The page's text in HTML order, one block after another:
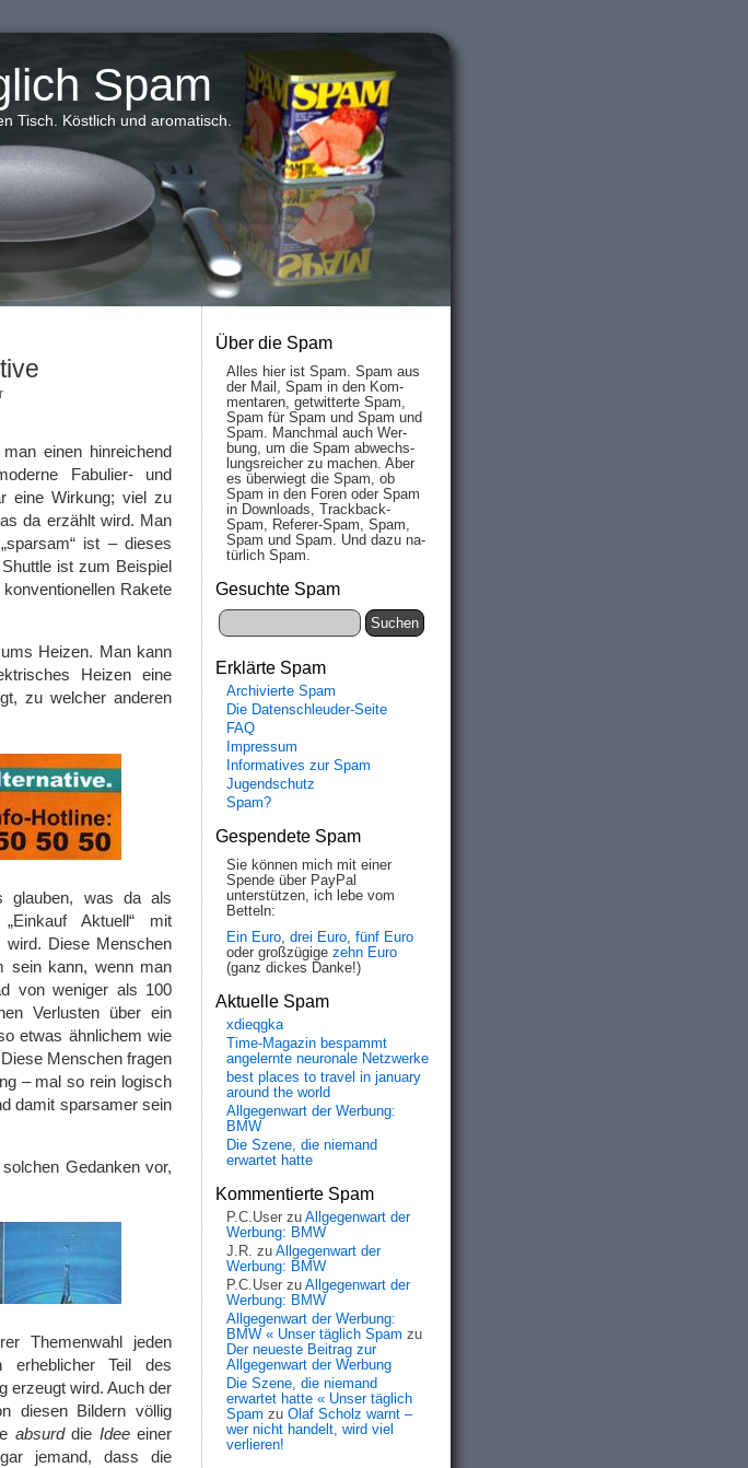
Spam
Tisch. Köstlich und aromatisch.
einen hinreichend
Fabulier- und
eine Wirkung; viel zu
da erzählt wird. Man
ist – dieses
ist zum Beispiel
Rakete
Heizen. Man kann
Heizen eine
zu welcher anderen
glauben, was da als
Aktuell“ mit
wird. Diese Menschen
sein kann, wenn man
von weniger als 100
Verlusten über ein
etwas ähnlichem wie
Menschen fragen
– mal so rein logisch
damit sparsamer sein
Gedanken vor,
Themenwahl jeden
erheblicher Teil des
erzeugt wird. Auch der
diesen Bildern völlig
absurddie Ideeeiner
jemand, dass die
Über die Spam
Alles hier ist Spam. Spam aus
der Mail, Spam in den Kom­
men­taren, ge­twit­ter­te Spam,
Spam für Spam und Spam und
Spam. Manch­mal auch Wer­
bung, um die Spam ab­wechs­
lungs­reich­er zu mach­en. Aber
es über­wiegt die Spam, ob
Spam in den Fo­ren oder Spam
in Down­loads, Track­back-
Spam, Re­fe­rer-Spam, Spam,
Spam und Spam. Und da­zu na­
tür­lich Spam.
Gesuchte Spam
Erklärte Spam
Archivierte Spam
Die Datenschleuder-Seite
FAQ
Impressum
Informatives zur Spam
Jugendschutz
Spam?
Gespendete Spam
Sie können mich mit einer
Spende über PayPal
unterstützen, ich lebe vom
Betteln:
Ein Euro, drei Euro, fünf Euro
oder großzügige zehn Euro
(ganz dickes Danke!)
Aktuelle Spam
xdieqgka
Time-Magazin bespammt
angelernte neuronale Netzwerke
best places to travel in january
around the world
Allgegenwart der Werbung:
BMW
Die Szene, die niemand
erwartet hatte
Kommentierte Spam
P.C.User zu Allgegenwart der
Werbung: BMW
J.R. zu Allgegenwart der
Werbung: BMW
P.C.User zu Allgegenwart der
Werbung: BMW
Allgegenwart der Werbung:
BMW « Unser täglich Spam zu
Der neueste Beitrag zur
Allgegenwart der Werbung
Die Szene, die niemand
erwartet hatte « Unser täglich
Spam zu Olaf Scholz warnt –
wer nicht handelt, wird viel
verlieren!